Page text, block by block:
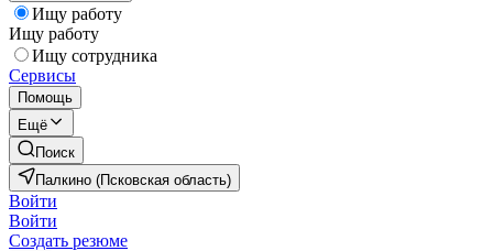
Ищу работу
Ищу работу
Ищу сотрудника
Сервисы
Помощь
Ещё
Поиск
Палкино (Псковская область)
Войти
Войти
Создать резюме